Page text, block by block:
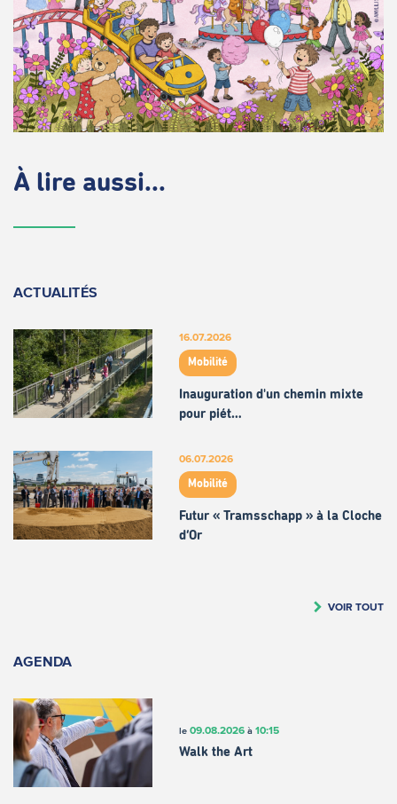
À lire aussi...
ACTUALITÉS
16.07.2026
Mobilité
Inauguration d'un chemin mixte
pour piét…
06.07.2026
Mobilité
Futur « Tramsschapp » à la Cloche
d’Or
VOIR TOUT
AGENDA
le 09.08.2026à 10:15
Walk the Art